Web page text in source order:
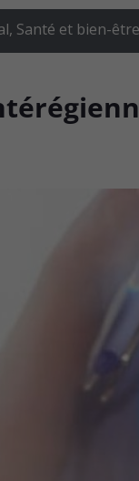
, Santé et bien-être